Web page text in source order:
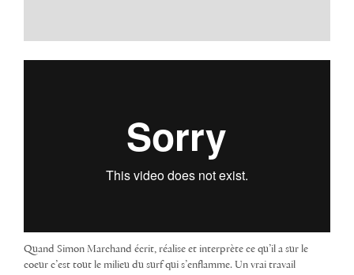
Quand Simon Marchand écrit, réalise et interprète ce qu’il a sur le
coeur c’est tout le milieu du surf qui s’enflamme. Un vrai travail